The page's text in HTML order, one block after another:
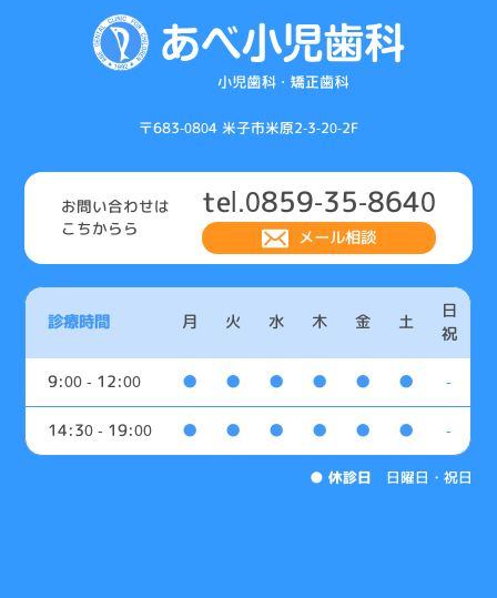
〒683-0804 米子市米原2-3-20-2F
お問い合わせは
こちからら
tel.0859-35-8640
メール相談
診療時間 月 火 水 木 金 土
日
祝
9:00 - 12:00 ● ● ● ● ● ● -
14:30 - 19:00 ● ● ● ● ● ● -
● 休診日 日曜日・祝日